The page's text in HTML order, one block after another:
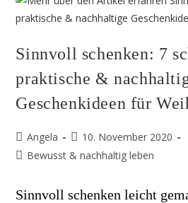
Tage
Sinnvoll schenken: 7
praktische &
Geschenkideen für
Beitrags-
Autor:
Angela
Beitrag
veröffentlicht:
10. November 2020
Beitrags-
Bewusst & nachhaltig leben
Sinnvoll schenken leicht